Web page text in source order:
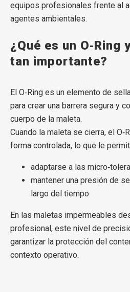
equipos profesionales frente al
agentes ambientales.
¿Qué es un O‑Ring
tan importante?
El O‑Ring es un elemento de
para crear una barrera segura y
cuerpo de la maleta.
Cuando la maleta se cierra, el
forma controlada, lo que le
adaptarse a las
mantener una presión de
largo del tiempo
En las maletas impermeables
profesional, este nivel de
garantizar la protección del
contexto operativo.